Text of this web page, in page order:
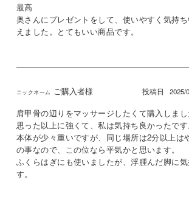
最高
奥さんにプレゼントをして、使いやすく気持
えました。とてもいい商品です。
ご購入者様 投稿日 2025/
肩甲骨の辺りをマッサージしたくて購入しまし
思った以上に強くて、私は気持ち良かったです
本体が少々重いですが、同じ場所は2分以上は
の事なので、この位なら平気かと思います。
ふくらはぎにも使いましたが、浮腫んだ脚に
す。